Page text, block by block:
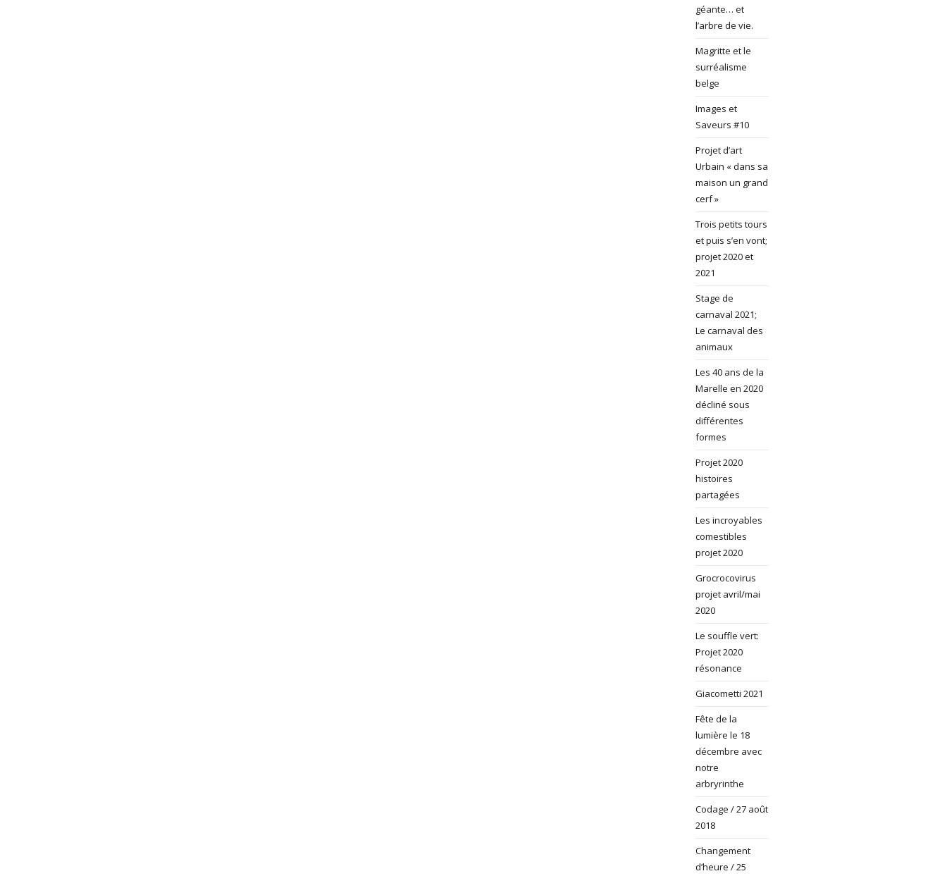
géante… et
l’arbre de vie.
Magritte et le
surréalisme
belge
Images et
Saveurs #10
Projet d’art
Urbain « dans sa
maison un grand
cerf »
Trois petits tours
et puis s’en vont;
projet 2020 et
2021
Stage de
carnaval 2021;
Le carnaval des
animaux
Les 40 ans de la
Marelle en 2020
décliné sous
différentes
formes
Projet 2020
histoires
partagées
Les incroyables
comestibles
projet 2020
Grocrocovirus
projet avril/mai
2020
Le souffle vert:
Projet 2020
résonance
Giacometti 2021
Fête de la
lumière le 18
décembre avec
notre
arbryrinthe
Codage / 27 août
2018
Changement
d’heure / 25